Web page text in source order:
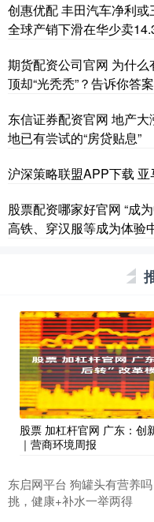
创惠优配 丰田汽车净利
全球产销下滑在华少卖
期货配资公司官网 为什
顶却“光秃秃”？告诉你答案
东信证券配资官网 地产
地已有尝试的“房贷贴息”
沪深策略联盟APP下载
股票配资哪家好官网 “成
高铁、穿汉服等成为体验
股票 加杠杆官网 广东：创
｜营商环境周报
东启网平台 狗罐头有营养
挑，健康+补水一举两得